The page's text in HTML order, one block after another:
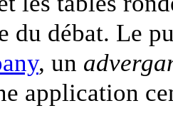
du débat. Le
, un
application